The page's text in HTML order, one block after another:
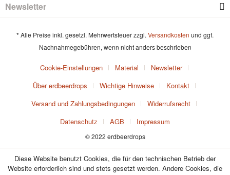
Newsletter
* Alle Preise inkl. gesetzl. Mehrwertsteuer zzgl. Versandkosten und ggf.
Nachnahmegebühren, wenn nicht anders beschrieben
Cookie-Einstellungen Material
Newsletter
Über erdbeerdrops
Wichtige Hinweise
Kontakt
Versand und Zahlungsbedingungen
Widerrufsrecht
Datenschutz
AGB Impressum
© 2022 erdbeerdrops
Diese Website benutzt Cookies, die für den technischen Betrieb der
Website erforderlich sind und stets gesetzt werden. Andere Cookies, die